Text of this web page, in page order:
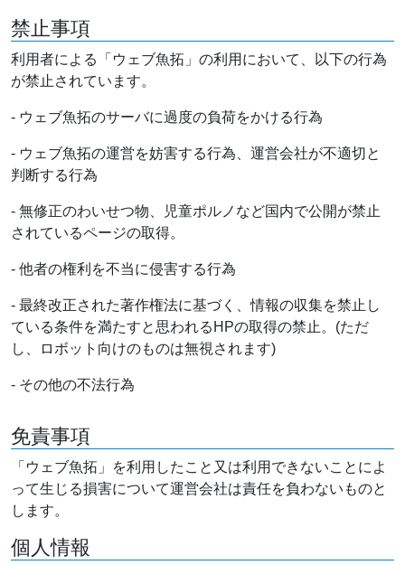
禁止事項
利用者による「ウェブ魚拓」の利用において、以下の行為
が禁止されています。
- ウェブ魚拓のサーバに過度の負荷をかける行為
- ウェブ魚拓の運営を妨害する行為、運営会社が不適切と
判断する行為
- 無修正のわいせつ物、児童ポルノなど国内で公開が禁止
されているページの取得。
- 他者の権利を不当に侵害する行為
- 最終改正された著作権法に基づく、情報の収集を禁止し
ている条件を満たすと思われるHPの取得の禁止。(ただ
し、ロボット向けのものは無視されます)
- その他の不法行為
免責事項
「ウェブ魚拓」を利用したこと又は利用できないことによ
って生じる損害について運営会社は責任を負わないものと
します。
個人情報